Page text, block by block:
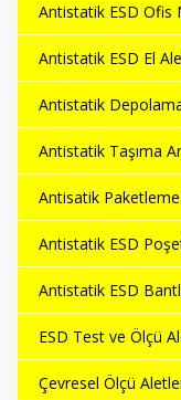
Antistatik ESD Ofis
Antistatik ESD El
Antistatik
Antistatik Taşıma
Antisatik
Antistatik ESD
Antistatik ESD
ESD Test ve Ölçü
Çevresel Ölçü